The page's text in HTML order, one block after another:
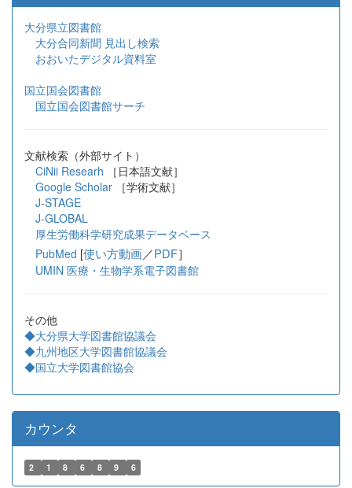
大分県立図書館
大分合同新聞 見出し検索
おおいたデジタル資料室
国立国会図書館
国立国会図書館サーチ
文献検索（外部サイト）
CiNii Researh ［日本語文献］
Google Scholar
［学術文献］
J-STAGE
J-GLOBAL
厚生労働科学研究成果データベース
PubMed [使い方動画／PDF］
UMIN 医療・生物学系電子図書館
その他
◆大分県大学図書館協議会
◆九州地区大学図書館協議会
◆国立大学図書館協会
カウンタ
2 1 8 6 8 9 6